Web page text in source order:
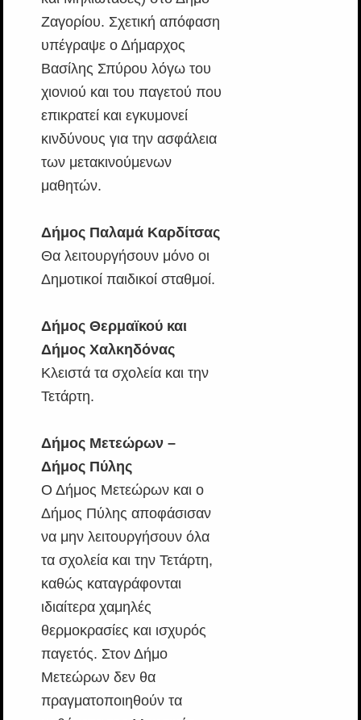
Ζαγορίου. Σχετική απόφαση
υπέγραψε ο Δήμαρχος
Βασίλης Σπύρου λόγω του
χιονιού και του παγετού που
επικρατεί και εγκυμονεί
κινδύνους για την ασφάλεια
των μετακινούμενων
μαθητών.
Δήμος Παλαμά Καρδίτσας
Θα λειτουργήσουν μόνο οι
Δημοτικοί παιδικοί σταθμοί.
Δήμος Θερμαϊκού και
Δήμος Χαλκηδόνας
Κλειστά τα σχολεία και την
Τετάρτη.
Δήμος Μετεώρων –
Δήμος Πύλης
Ο Δήμος Μετεώρων και ο
Δήμος Πύλης αποφάσισαν
να μην λειτουργήσουν όλα
τα σχολεία και την Τετάρτη,
καθώς καταγράφονται
ιδιαίτερα χαμηλές
θερμοκρασίες και ισχυρός
παγετός. Στον Δήμο
Μετεώρων δεν θα
πραγματοποιηθούν τα